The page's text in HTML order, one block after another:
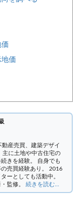
価
産売買、建築デザイ
主に土地や中古住宅の
きを経験。 自身でも
売買経験あり。 2016
ーとしても活動中。
監修。 続きを読む...